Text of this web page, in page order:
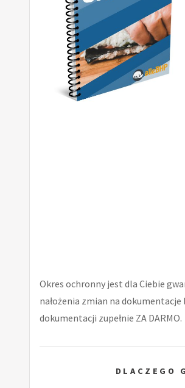
Okres ochronny jest dla Ciebie
nałożenia zmian na
dokumentacji zupełnie ZA DARMO.
DLACZEGO